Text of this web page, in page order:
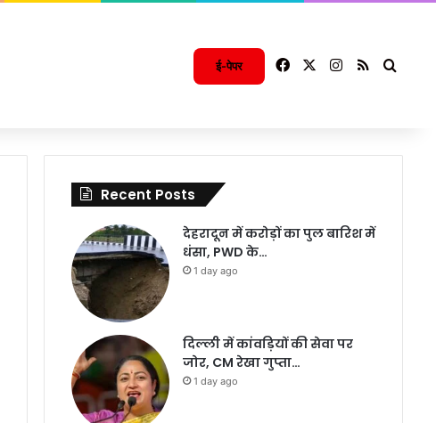
ई-पेपर FacebookInstagram
RSS
Recent Posts
देहरादून में करोड़ों का पुल बारिश में
धंसा, PWD के…
1 day ago
दिल्ली में कांवड़ियों की सेवा पर
जोर, CM रेखा गुप्ता…
1 day ago